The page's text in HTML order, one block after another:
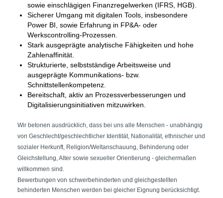
sowie einschlägigen Finanzregelwerken (IFRS, HGB).
Sicherer Umgang mit digitalen Tools, insbesondere
Power BI, sowie Erfahrung in FP&A‑ oder
Werkscontrolling‑Prozessen.
Stark ausgeprägte analytische Fähigkeiten und hohe
Zahlenaffinität.
Strukturierte, selbstständige Arbeitsweise und
ausgeprägte Kommunikations‑ bzw.
Schnittstellenkompetenz.
Bereitschaft, aktiv an Prozessverbesserungen und
Digitalisierungsinitiativen mitzuwirken.
Wir betonen ausdrücklich, dass bei uns alle Menschen - unabhängig
von Geschlecht/geschlechtlicher Identität, Nationalität, ethnischer und
sozialer Herkunft, Religion/Weltanschauung, Behinderung oder
Gleichstellung, Alter sowie sexueller Orientierung - gleichermaßen
willkommen sind.
Bewerbungen von schwerbehinderten und gleichgestellten
behinderten Menschen werden bei gleicher Eignung berücksichtigt.